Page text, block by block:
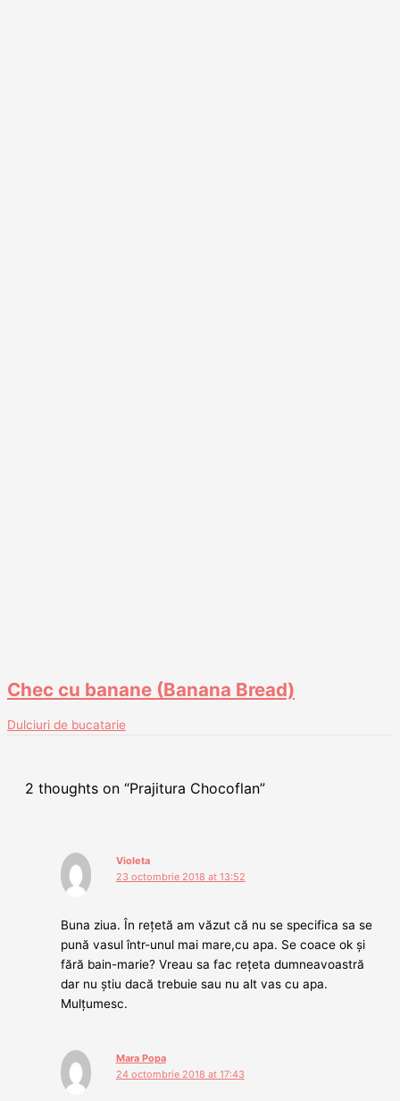
Chec cu banane (Banana Bread)
Dulciuri de bucatarie
2 thoughts on “Prajitura Chocoflan”
Violeta
23 octombrie 2018 at 13:52
Buna ziua. În rețetă am văzut că nu se specifica sa se
pună vasul într-unul mai mare,cu apa. Se coace ok și
fără bain-marie? Vreau sa fac rețeta dumneavoastră
dar nu știu dacă trebuie sau nu alt vas cu apa.
Mulțumesc.
Mara Popa
24 octombrie 2018 at 17:43